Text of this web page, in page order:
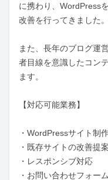
に携わり、WordPress
改善を行ってきました。
また、長年のブログ運
者目線を意識したコン
ます。
【対応可能業務】
・WordPressサイト制
・既存サイトの改善提案
・レスポンシブ対応
・お問い合わせフォー